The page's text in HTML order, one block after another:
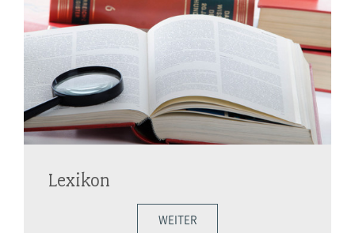
Lexikon
WEITER